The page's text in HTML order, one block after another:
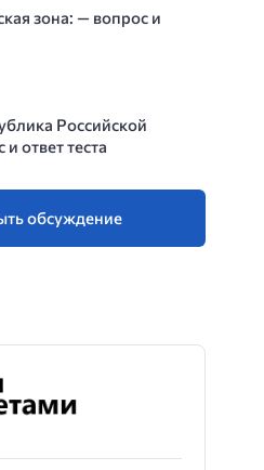
зона: — вопрос и
Российской
ответ теста
обсуждение